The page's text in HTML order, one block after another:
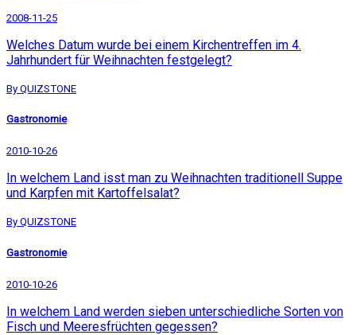
2008-11-25
Welches Datum wurde bei einem Kirchentreffen im 4.
Jahrhundert für Weihnachten festgelegt?
By QUIZSTONE
Gastronomie
2010-10-26
In welchem Land isst man zu Weihnachten traditionell Suppe
und Karpfen mit Kartoffelsalat?
By QUIZSTONE
Gastronomie
2010-10-26
In welchem Land werden sieben unterschiedliche Sorten von
Fisch und Meeresfrüchten gegessen?